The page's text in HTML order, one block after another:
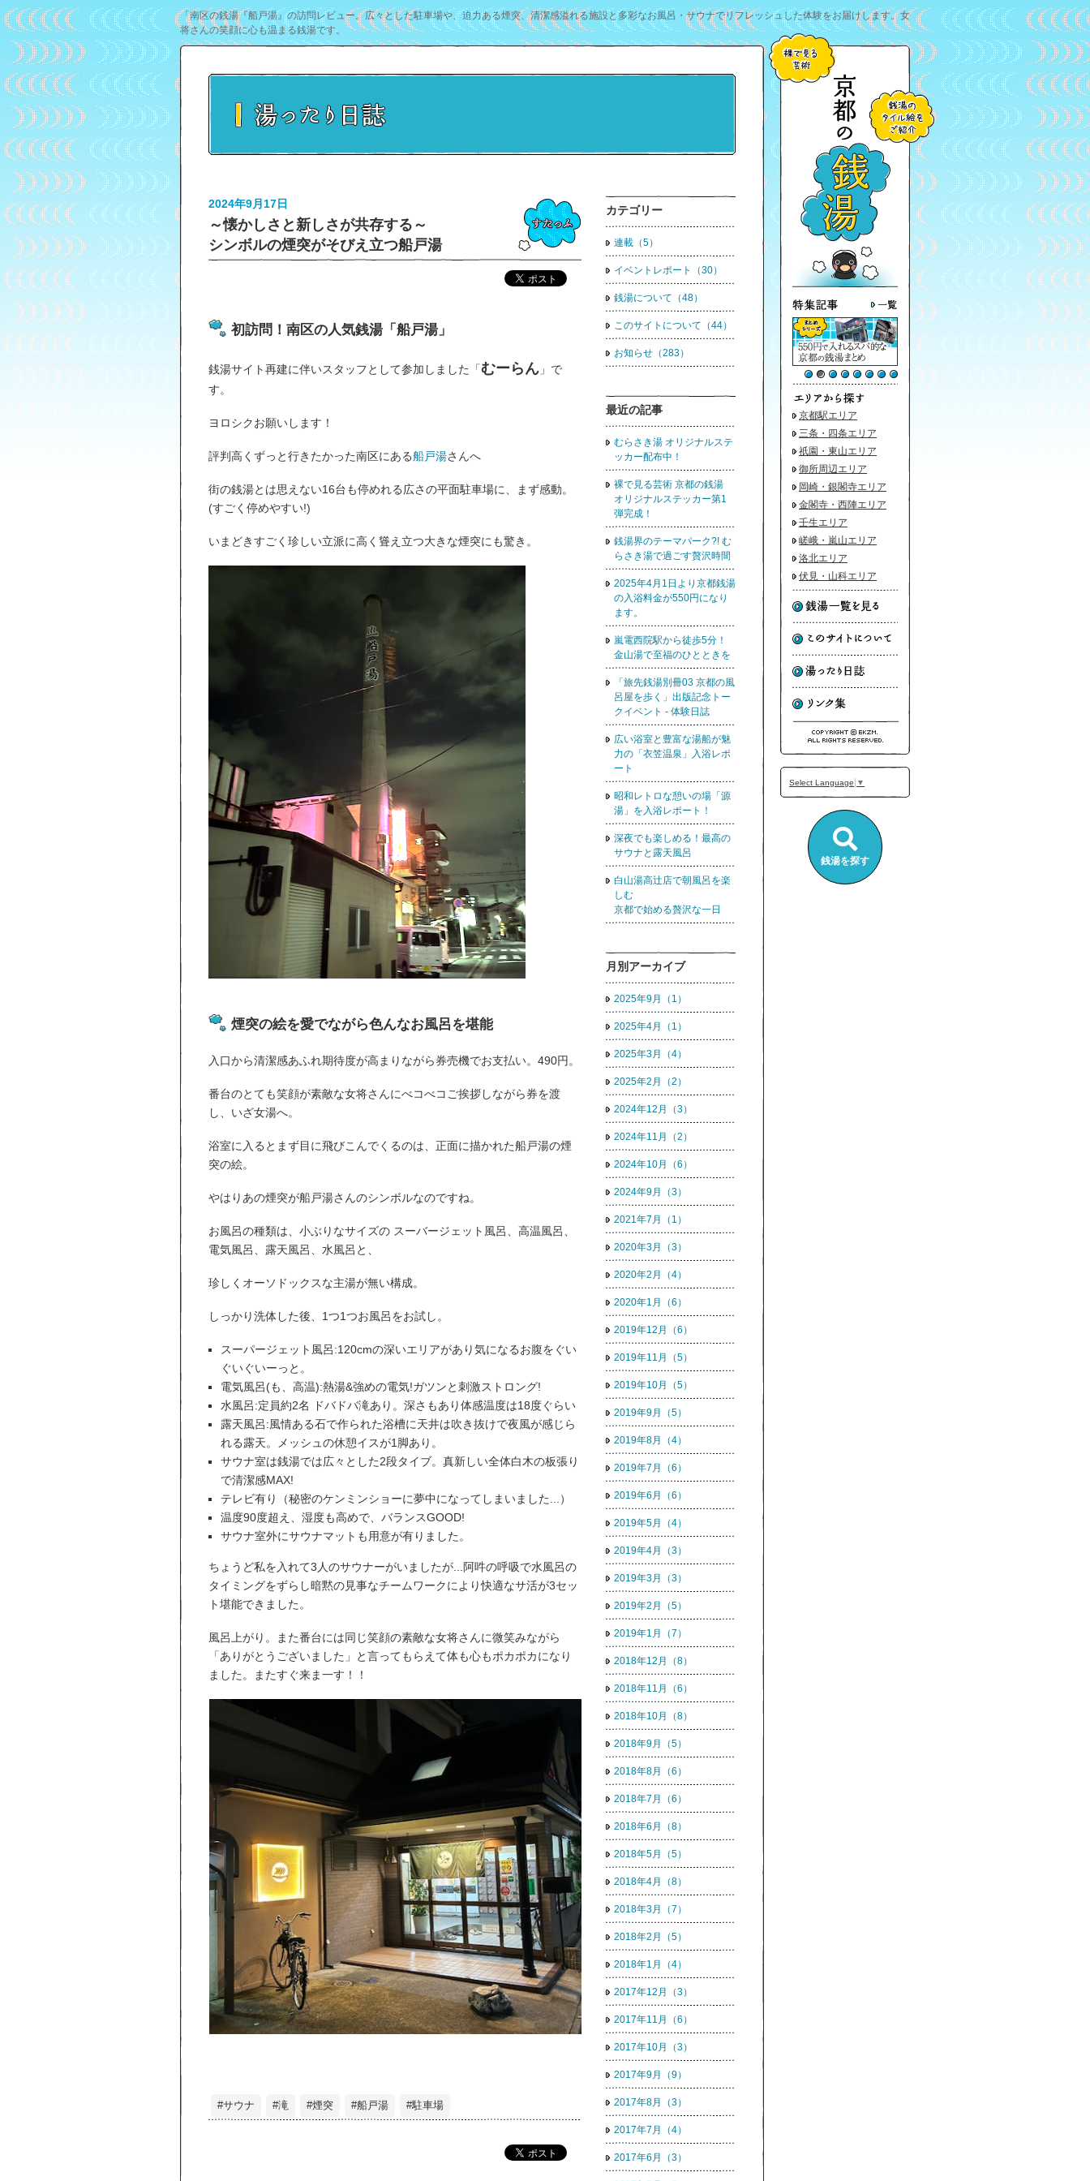
「南区の銭湯『船戸湯』の訪問レビュー。広々とした駐車場や、迫力ある煙突、清潔感溢れる施設と多彩なお風呂・サウナでリフレッシュした体験をお届けします。女
将さんの笑顔に心も温まる銭湯です。
2024年9月17日
～懐かしさと新しさが共存する～
シンボルの煙突がそびえ立つ船戸湯
初訪問！南区の人気銭湯「船戸湯」
銭湯サイト再建に伴いスタッフとして参加しました「むーらん 」で
す。
ヨロシクお願いします！
評判高くずっと行きたかった南区にある船戸湯さんへ
街の銭湯とは思えない16台も停めれる広さの平面駐車場に、まず感動。
(すごく停めやすい!)
いまどきすごく珍しい立派に高く聳え立つ大きな煙突にも驚き。
煙突の絵を愛でながら色んなお風呂を堪能
入口から清潔感あふれ期待度が高まりながら券売機でお支払い。490円。
番台のとても笑顔が素敵な女将さんにべコべコご挨拶しながら券を渡
し、いざ女湯へ。
浴室に入るとまず目に飛びこんでくるのは、正面に描かれた船戸湯の煙
突の絵。
やはりあの煙突が船戸湯さんのシンボルなのですね。
お風呂の種類は、小ぶりなサイズの スーバージェット風呂、高温風呂、
電気風呂、露天風呂、水風呂と、
珍しくオーソドックスな主湯が無い構成。
しっかり洗体した後、1つ1つお風呂をお試し。
スーパージェット風呂:120cmの深いエリアがあり気になるお腹をぐい
ぐいぐいーっと。
電気風呂(も、高温):熱湯&強めの電気!ガツンと刺激ストロング!
水風呂:定員約2名 ドバドバ滝あり。深さもあり体感温度は18度ぐらい
露天風呂:風情ある石で作られた浴槽に天井は吹き抜けで夜風が感じら
れる露天。メッシュの休憩イスが1脚あり。
サウナ室は銭湯では広々とした2段タイブ。真新しい全体白木の板張り
で清潔感MAX!
テレビ有り（秘密のケンミンショーに夢中になってしまいました...）
温度90度超え、湿度も高めで、バランスGOOD!
サウナ室外にサウナマットも用意が有りました。
ちょうど私を入れて3人のサウナーがいましたが...阿吽の呼吸で水風呂の
タイミングをずらし暗黙の見事なチームワークにより快適なサ活が3セッ
ト堪能できました。
風呂上がり。また番台には同じ笑顔の素敵な女将さんに微笑みながら
「ありがとうございました」と言ってもらえて体も心もポカポカになり
ました。またすぐ来ま一す！！
#サウナ #滝 #煙突 #船戸湯 #駐車場
カテゴリー
連載（5）
イベントレポート（30）
銭湯について（48）
このサイトについて（44）
お知らせ（283）
最近の記事
むらさき湯 オリジナルステ
ッカー配布中！
裸で見る芸術 京都の銭湯
オリジナルステッカー第1
弾完成！
銭湯界のテーマパーク?! む
らさき湯で過ごす贅沢時間
2025年4月1日より京都銭湯
の入浴料金が550円になり
ます。
嵐電西院駅から徒歩5分！
金山湯で至福のひとときを
「旅先銭湯別冊03 京都の風
呂屋を歩く」出版記念トー
クイベント - 体験日誌
広い浴室と豊富な湯船が魅
力の「衣笠温泉」入浴レポ
ート
昭和レトロな憩いの場「源
湯」を入浴レポート！
深夜でも楽しめる！最高の
サウナと露天風呂
白山湯高辻店で朝風呂を楽
しむ
京都で始める贅沢な一日
月別アーカイブ
2025年9月（1）
2025年4月（1）
2025年3月（4）
2025年2月（2）
2024年12月（3）
2024年11月（2）
2024年10月（6）
2024年9月（3）
2021年7月（1）
2020年3月（3）
2020年2月（4）
2020年1月（6）
2019年12月（6）
2019年11月（5）
2019年10月（5）
2019年9月（5）
2019年8月（4）
2019年7月（6）
2019年6月（6）
2019年5月（4）
2019年4月（3）
2019年3月（3）
2019年2月（5）
2019年1月（7）
2018年12月（8）
2018年11月（6）
2018年10月（8）
2018年9月（5）
2018年8月（6）
2018年7月（6）
2018年6月（8）
2018年5月（5）
2018年4月（8）
2018年3月（7）
2018年2月（5）
2018年1月（4）
2017年12月（3）
2017年11月（6）
2017年10月（3）
2017年9月（9）
2017年8月（3）
2017年7月（4）
2017年6月（3）
京都駅エリア
三条・四条エリア
祇園・東山エリア
御所周辺エリア
岡崎・銀閣寺エリア
金閣寺・西陣エリア
壬生エリア
嵯峨・嵐山エリア
洛北エリア
伏見・山科エリア
Select Language ▼
銭湯を探す